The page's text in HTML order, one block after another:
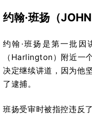
约翰·班扬（
约翰·班扬是第一批
（Harlington）附近一
决定继续讲道，因为他
了逮捕。
班扬受审时被指控违反